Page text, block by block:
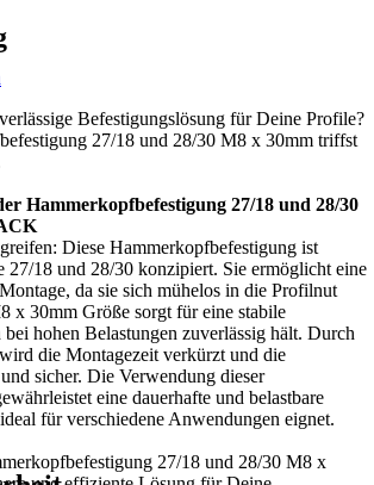
Befestigungslösung für Deine Profile?
27/18 und 28/30 M8 x 30mm triffst
Hammerkopfbefestigung 27/18 und 28/30
Diese Hammerkopfbefestigung ist
27/18 und 28/30 konzipiert. Sie ermöglicht eine
da sie sich mühelos in die Profilnut
x 30mm Größe sorgt für eine stabile
hohen Belastungen zuverlässig hält. Durch
die Montagezeit verkürzt und die
sicher. Die Verwendung dieser
eine dauerhafte und belastbare
für verschiedene Anwendungen eignet.
27/18 und 28/30 M8 x